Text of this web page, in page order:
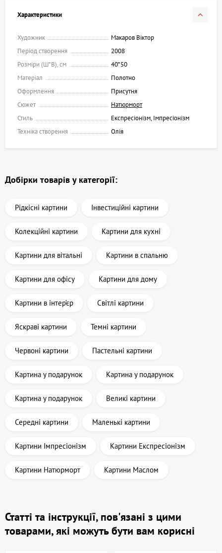
Характеристики
Художник
Макаров Віктор
Період створення
2008
Розміри (Ш*В), см
40*50
Матеріал
Полотно
Оформлення
Присутня
Сюжет
Натюрморт
Стиль
Експресіонізм, Імпресіонізм
Техніка створення
Олія
Добірки товарів у категорії:
Рідкісні картини Інвестиційні картини
Колекційні картини Картини для кухні
Картини для вітальні Картини в спальню
Картини для офісу Картини для дому
Картини в інтер’єр Світлі картини
Яскраві картини Темні картини
Червоні картини Пастельні картини
Картина у подарунок Картина у подарунок
Картина у подарунок Великі картини
Середні картини Маленькі картини
Картини Імпресіонізм Картини Експресіонізм
Картини Натюрморт Картини Маслом
Статті та інструкції, пов'язані з цими
товарами, які можуть бути вам корисні